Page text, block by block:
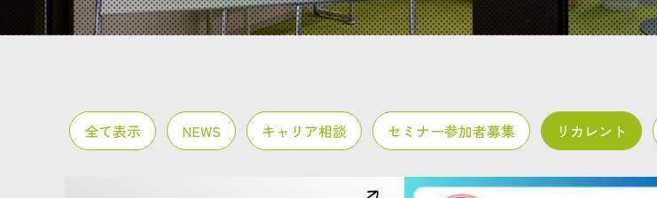
全て表示 NEWS キャリア相談 セミナー参加者募集 リカレント